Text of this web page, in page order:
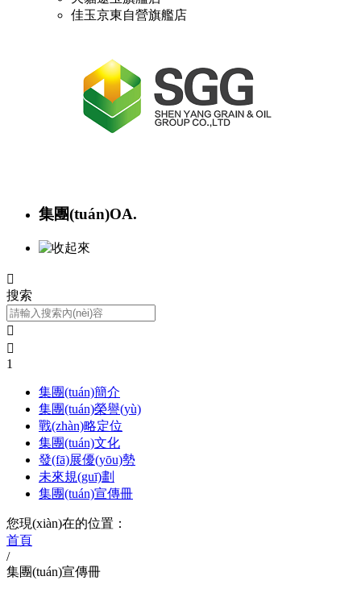
佳玉京東自營旗艦店
集團(tuán)OA.

搜索


1
集團(tuán)簡介
集團(tuán)榮譽(yù)
戰(zhàn)略定位
集團(tuán)文化
發(fā)展優(yōu)勢
未來規(guī)劃
集團(tuán)宣傳冊
您現(xiàn)在的位置：
首頁
/
集團(tuán)宣傳冊